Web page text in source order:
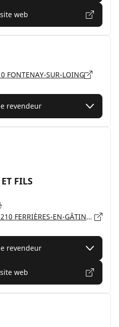
web
FONTENAY-SUR-LOING
revendeur
FILS
Rue du Marchais Sillon, 45210 FERRIÈRES-EN-GÂTINAIS
revendeur
web